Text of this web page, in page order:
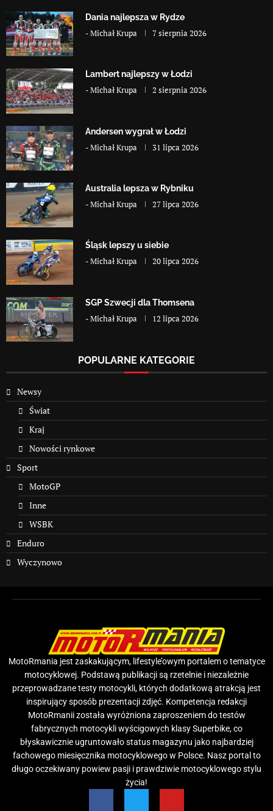
Dania najlepsza w Rydze
-Michał Krupa 7 sierpnia 2026
Lambert najlepszy w Łodzi
-Michał Krupa 2 sierpnia 2026
Andersen wygrał w Łodzi
-Michał Krupa 31 lipca 2026
Australia lepsza w Rybniku
-Michał Krupa 27 lipca 2026
Śląsk lepszy u siebie
-Michał Krupa 20 lipca 2026
SGP Szwecji dla Thomsena
-Michał Krupa 12 lipca 2026
POPULARNE KATEGORIE
Newsy
Świat
Kraj
Nowości rynkowe
Sport
MotoGP
Inne
WSBK
Enduro
Wyczynowo
MotoRmania jest zaskakującym, lifestyle’owym portalem o tematyce
motocyklowej. Podstawą publikacji są rzetelnie i niezależnie
przeprowadzane testy motocykli, których dodatkową atrakcją jest
inspirujący sposób prezentacji zdjęć. Kompetencja redakcji
MotoRmanii została wyróżniona zaproszeniem do testów
fabrycznych motocykli wyścigowych klasy Superbike, co
błyskawicznie ugruntowało status magazynu jako najbardziej
fachowego miesięcznika motocyklowego w Polsce. Nasz portal to
długo oczekiwany powiew pasji i prawdziwie motocyklowego stylu
życia!